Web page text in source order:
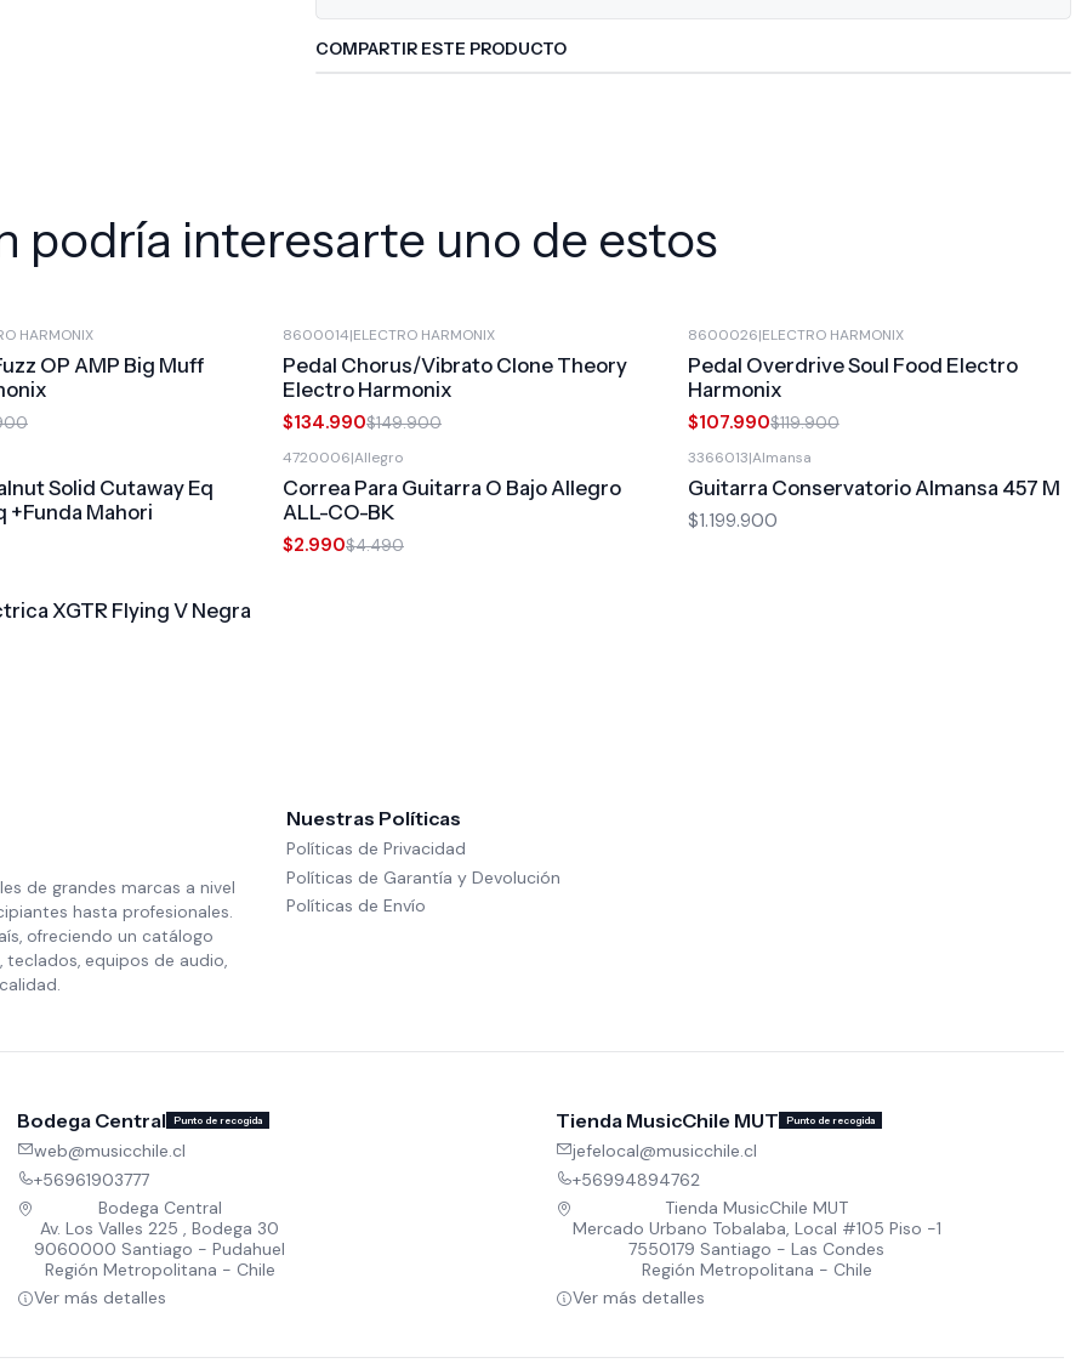
COMPARTIR ESTE PRODUCTO
podría interesarte uno de estos
HARMONIX
OP AMP Big Muff
8600014|ELECTRO HARMONIX
Pedal Chorus/Vibrato Clone Theory
Electro Harmonix
$134.990$149.900
8600026|ELECTRO HARMONIX
Pedal Overdrive Soul Food Electro
Harmonix
$107.990$119.900
Solid Cutaway Eq
+Funda Mahori
4720006|Allegro
Correa Para Guitarra O Bajo Allegro
ALL-CO-BK
$2.990$4.490
3366013|Almansa
Guitarra Conservatorio Almansa 457 M
$1.199.900
XGTR Flying V Negra
de grandes marcas a nivel
hasta profesionales.
ofreciendo un catálogo
equipos de audio,
Nuestras Políticas
Políticas de Privacidad
Políticas de Garantía y Devolución
Políticas de Envío
Bodega Central Punto de recogida
web@musicchile.cl
+56961903777
Bodega Central
Av. Los Valles 225 , Bodega 30
9060000 Santiago - Pudahuel
Región Metropolitana - Chile
Ver más detalles
Tienda MusicChile MUT Punto de recogida
jefelocal@musicchile.cl
+56994894762
Tienda MusicChile MUT
Mercado Urbano Tobalaba, Local #105 Piso -1
7550179 Santiago - Las Condes
Región Metropolitana - Chile
Ver más detalles